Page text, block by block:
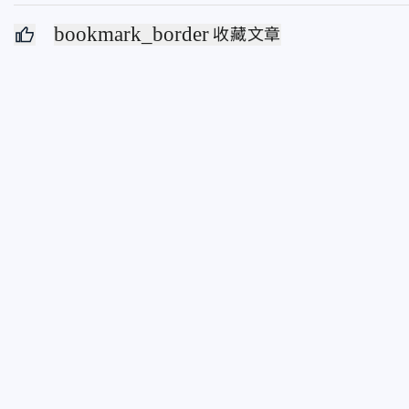
bookmark_border 收藏文章